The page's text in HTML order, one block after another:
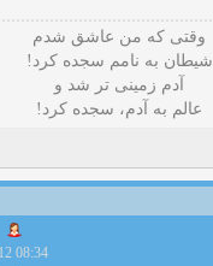
وقتی که من عاشق شدم
شیطان به نامم سجده کرد!
آدم زمینی تر شد و
عالم به آدم، سجده کرد!
08:34